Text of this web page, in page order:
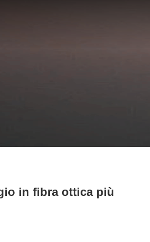
in fibra ottica più